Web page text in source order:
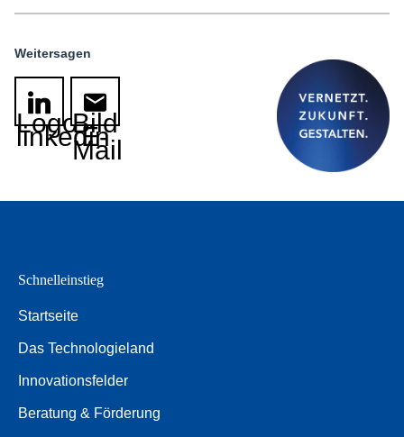
Weitersagen
Logo
linkedin
Bild
E-
Mail
Schnelleinstieg
Startseite
Das Technologieland
Innovationsfelder
Beratung & Förderung